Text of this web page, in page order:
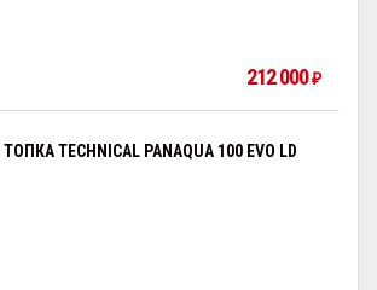
212 000₽
TECHNICAL PANAQUA 100 EVO LD